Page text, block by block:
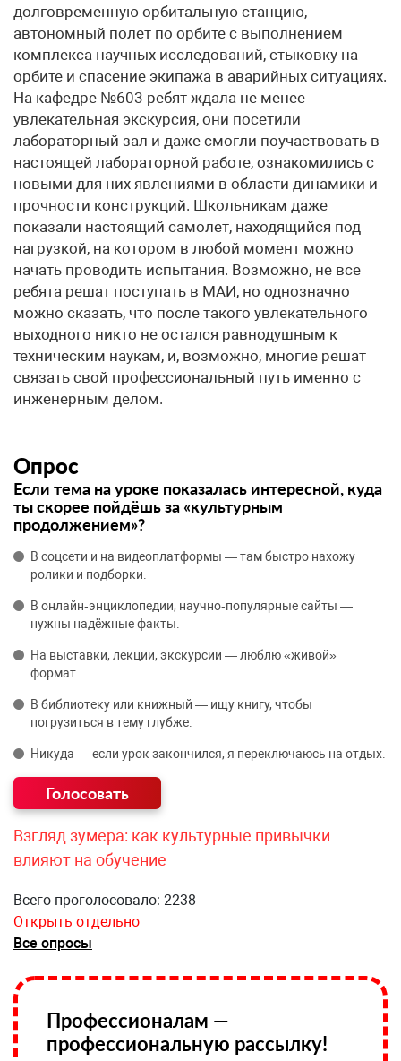
долговременную орбитальную станцию,
автономный полет по орбите с выполнением
комплекса научных исследований, стыковку на
орбите и спасение экипажа в аварийных ситуациях.
На кафедре №603 ребят ждала не менее
увлекательная экскурсия, они посетили
лабораторный зал и даже смогли поучаствовать в
настоящей лабораторной работе, ознакомились с
новыми для них явлениями в области динамики и
прочности конструкций. Школьникам даже
показали настоящий самолет, находящийся под
нагрузкой, на котором в любой момент можно
начать проводить испытания. Возможно, не все
ребята решат поступать в МАИ, но однозначно
можно сказать, что после такого увлекательного
выходного никто не остался равнодушным к
техническим наукам, и, возможно, многие решат
связать свой профессиональный путь именно с
инженерным делом.
Опрос
Если тема на уроке показалась интересной, куда
ты скорее пойдёшь за «культурным
продолжением»?
В соцсети и на видеоплатформы — там быстро нахожу
ролики и подборки.
В онлайн‑энциклопедии, научно‑популярные сайты —
нужны надёжные факты.
На выставки, лекции, экскурсии — люблю «живой»
формат.
В библиотеку или книжный — ищу книгу, чтобы
погрузиться в тему глубже.
Никуда — если урок закончился, я переключаюсь на отдых.
Взгляд зумера: как культурные привычки
влияют на обучение
Всего проголосовало: 2238
Открыть отдельно
Все опросы
Профессионалам —
профессиональную рассылку!